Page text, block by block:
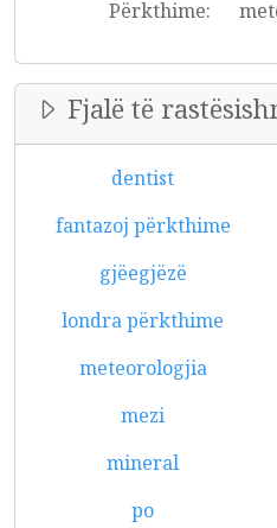
Përkthime:
Fjalë të
dentist
fantazoj përkthime
gjëegjëzë
londra përkthime
meteorologjia
mezi
mineral
po